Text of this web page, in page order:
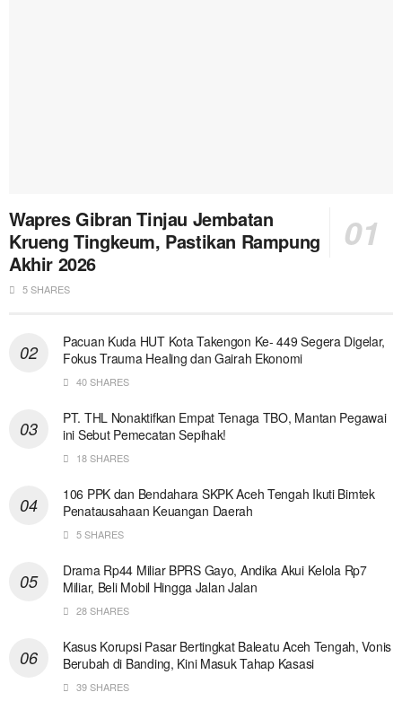
Wapres Gibran Tinjau Jembatan
Krueng Tingkeum, Pastikan Rampung
Akhir 2026
5 SHARES
Pacuan Kuda HUT Kota Takengon Ke- 449 Segera Digelar,
Fokus Trauma Healing dan Gairah Ekonomi
40 SHARES
PT. THL Nonaktifkan Empat Tenaga TBO, Mantan Pegawai
ini Sebut Pemecatan Sepihak!
18 SHARES
106 PPK dan Bendahara SKPK Aceh Tengah Ikuti Bimtek
Penatausahaan Keuangan Daerah
5 SHARES
Drama Rp44 Miliar BPRS Gayo, Andika Akui Kelola Rp7
Miliar, Beli Mobil Hingga Jalan Jalan
28 SHARES
Kasus Korupsi Pasar Bertingkat Baleatu Aceh Tengah, Vonis
Berubah di Banding, Kini Masuk Tahap Kasasi
39 SHARES